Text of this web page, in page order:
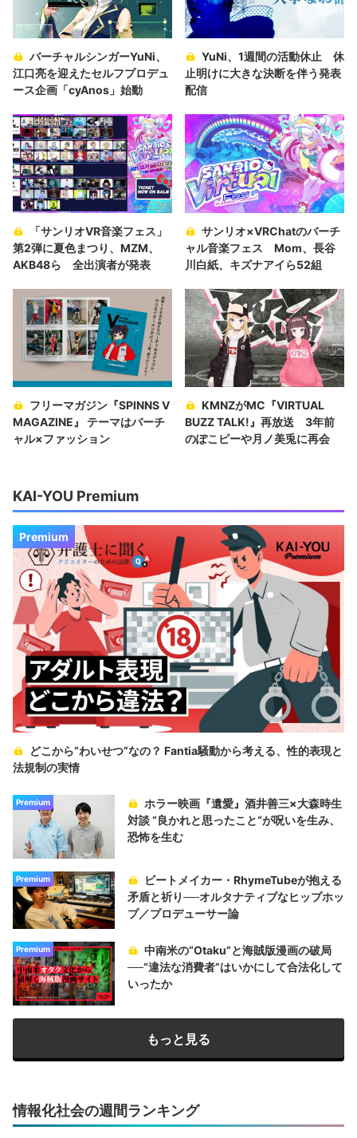
バーチャルシンガーYuNi、
江口亮を迎えたセルフプロデュ
ース企画「cyAnos」始動
YuNi、1週間の活動休止 休
止明けに大きな決断を伴う発表
配信
「サンリオVR音楽フェス」
第2弾に夏色まつり、MZM、
AKB48ら 全出演者が発表
サンリオ×VRChatのバーチ
ャル音楽フェス Mom、長谷
川白紙、キズナアイら52組
フリーマガジン『SPINNS V
MAGAZINE』 テーマはバーチ
ャル×ファッション
KMNZがMC『VIRTUAL
BUZZ TALK!』再放送 3年前
のぽこピーや月ノ美兎に再会
KAI-YOU Premium
Premium
どこから“わいせつ”なの？ Fantia騒動から考える、性的表現と
法規制の実情
Premium
ホラー映画『遺愛』酒井善三×大森時生
対談 “良かれと思ったこと“が呪いを生み、
恐怖を生む
Premium
ビートメイカー・RhymeTubeが抱える
矛盾と祈り──オルタナティブなヒップホッ
プ／プロデューサー論
Premium
中南米の“Otaku”と海賊版漫画の破局
──“違法な消費者”はいかにして合法化して
いったか
もっと見る
情報化社会の週間ランキング